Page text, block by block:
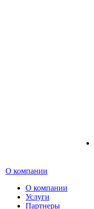
О компании
О компании
Услуги
Партнеры